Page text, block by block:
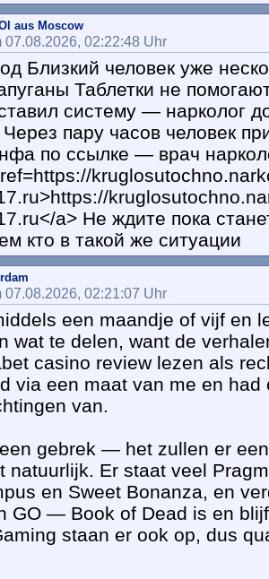
aus Moscow
07.08.2026, 02:22:48 Uhr
Близкий человек уже
Таблетки не
систему — нарколог
пару часов человек
по ссылке — врач
a> Не ждите пока
кто в такой же ситуации
07.08.2026, 02:21:07 Uhr
een maandje of vijf en
wat te delen, want de
casino review lezen als
via een maat van me en had
van.
gebrek — het zullen er
natuurlijk. Er staat veel
en Sweet Bonanza, en
GO — Book of Dead is en
staan er ook op, dus